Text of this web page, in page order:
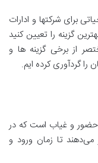
برای شرکتها و ادارات
گزینه را تعیین کنید
از برخی گزینه ها و
گردآوری کرده ایم.
و غیاب است که در
می‌دهند تا زمان ورود و